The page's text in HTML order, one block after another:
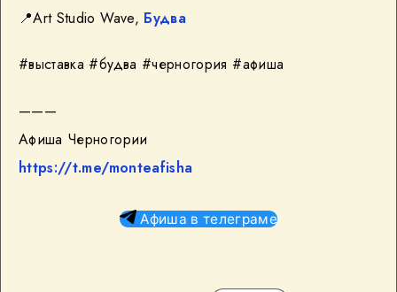
📍Art Studio Wave, Будва
#выставка #будва #черногория #афиша
———
Афиша Черногории
https://t.me/monteafisha
Афиша в телеграме